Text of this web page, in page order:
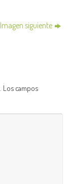
Imagen siguiente
Los campos